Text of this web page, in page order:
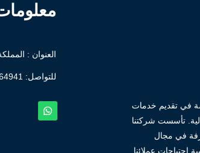
العنوان :
للتواصل: ⁦
في تقديم خدمات
تأسست شركتنا
في مجال
احتياجات عملائنا